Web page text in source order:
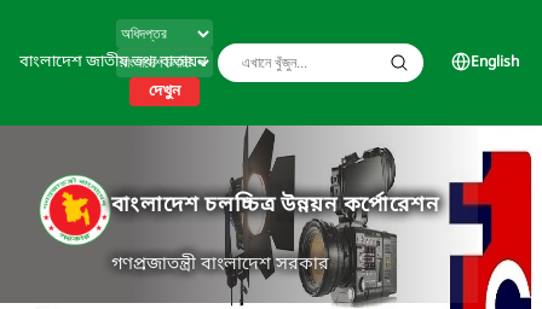
বাংলাদেশ জাতীয় তথ্য বাতায়ন
দেখুন
English
বাংলাদেশ চলচ্চিত্র উন্নয়ন কর্পোরেশন
গণপ্রজাতন্ত্রী বাংলাদেশ সরকার